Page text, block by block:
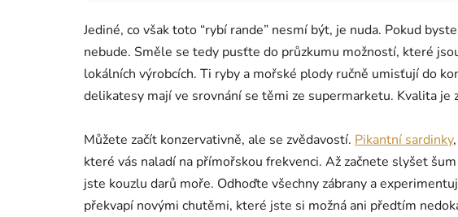
Jediné, co však toto “rybí rande” nesmí být, je nuda. Pokud
nebude. Směle se tedy pusťte do průzkumu možností, které
lokálních výrobcích. Ti ryby a mořské plody ručně umisťují do
delikatesy mají ve srovnání se těmi ze supermarketu. Kvalita je
Můžete začít konzervativně, ale se zvědavostí. Pikantní sardinky,
které vás naladí na přímořskou frekvenci. Až začnete slyšet
jste kouzlu darů moře. Odhoďte všechny zábrany a
překvapí novými chutěmi, které jste si možná ani předtím